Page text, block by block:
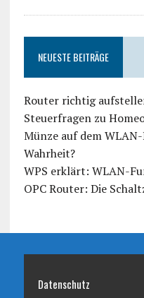
NEUESTE BEITRÄGE
Router richtig
Steuerfragen zu
Münze auf dem
Wahrheit?
WPS erklärt: WLAN-
OPC Router: Die
Datenschutz